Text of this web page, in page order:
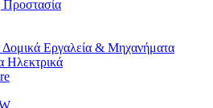
Προστασία
Δομικά Εργαλεία & Μηχανήματα
Ηλεκτρικά